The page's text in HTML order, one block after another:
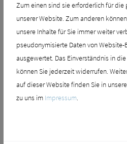
Zum einen sind sie erforderlich für
unserer Website. Zum anderen
unsere Inhalte für Sie immer weiter
pseudonymisierte Daten von
ausgewertet. Das Einverständnis in
können Sie jederzeit widerrufen.
auf dieser Website finden Sie in
zu uns im Impressum.